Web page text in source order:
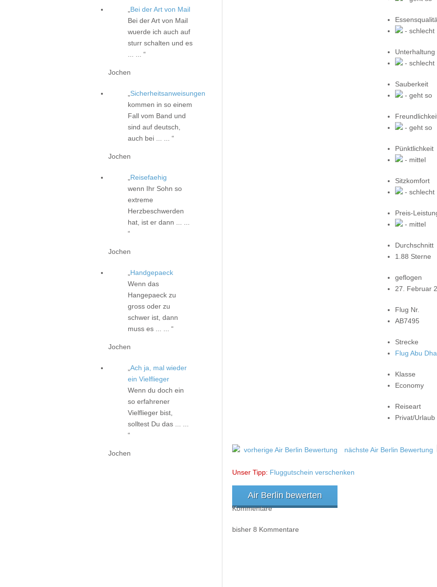
- schlecht
Unterhaltung
- schlecht
Sauberkeit
- geht so
- geht so
Pünktlichkeit
- mittel
Sitzkomfort
- schlecht
Preis-
- mittel
Durchschnitt
1.88 Sterne
geflogen
27. Februar
Flug Nr.
AB7495
Strecke
Flug Abu
Klasse
Economy
Reiseart
Privat/Urlaub
vorherige Air Berlin Bewertung nächste Air Berlin Bewertung
Unser Tipp: Fluggutschein verschenken
Air Berlin bewerten
Kommentare
bisher 8 Kommentare
Bei der Art von Mail
Bei der Art von Mail
wuerde ich auch auf
sturr schalten und es
Jochen
Sicherheitsanweisungen
kommen in so einem
Fall vom Band und
sind auf deutsch,
auch bei ... ...
Jochen
Reisefaehig
wenn Ihr Sohn so
extreme
Herzbeschwerden
hat, ist er dann ... ...
Jochen
Handgepaeck
Wenn das
Hangepaeck zu
gross oder zu
schwer ist, dann
muss es ... ...
Jochen
Ach ja, mal wieder
ein Vielflieger
Wenn du doch ein
so erfahrener
Vielflieger bist,
solltest Du das ... ...
Jochen